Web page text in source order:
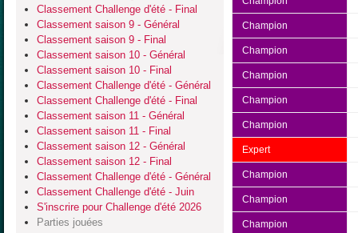
Classement Challenge d'été - Final
Classement saison 9 - Général
Classement saison 9 - Final
Classement saison 10 - Général
Classement saison 10 - Final
Classement Challenge d'été - Général
Classement Challenge d'été - Final
Classement saison 11 - Général
Classement saison 11 - Final
Classement saison 12 - Général
Classement saison 12 - Final
Classement Challenge d'été - Général
Classement Challenge d'été - Juin
S'inscrire pour Challenge d'été 2026
Parties jouées
Champion
Champion
Champion
Champion
Champion
Expert
Champion
Champion
Champion